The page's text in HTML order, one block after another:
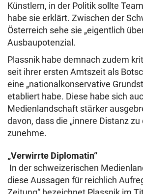
Künstlern, in der Politik sollte
habe sie erklärt. Zwischen der
Österreich sehe sie „eigentlich
Ausbaupotenzial.
Plassnik habe demnach zudem
seit ihrer ersten Amtszeit als
eine „nationalkonservative
etabliert habe. Diese habe sich
Medienlandschaft stärker
davon, dass die „innere Distanz zu
zunehme.
„Verwirrte Diplomatin“
In der schweizerischen
diese Aussagen für reichlich